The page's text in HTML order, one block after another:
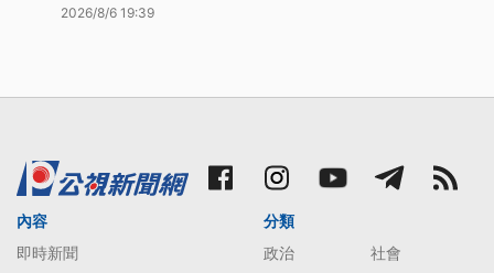
2026/8/6 19:39
內容
即時新聞
分類
政治
社會